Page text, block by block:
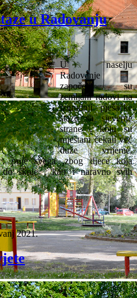
u Radovanju
U naselju
Radovanje
započeli su
zemljani radovi na
izgradnji pješačke
staze sa sjeverne
strane , koju su
mještani čekali već
duže vrijeme.
prije svega ,zbog djece koja
do škole , kao i naravno svih
2021.